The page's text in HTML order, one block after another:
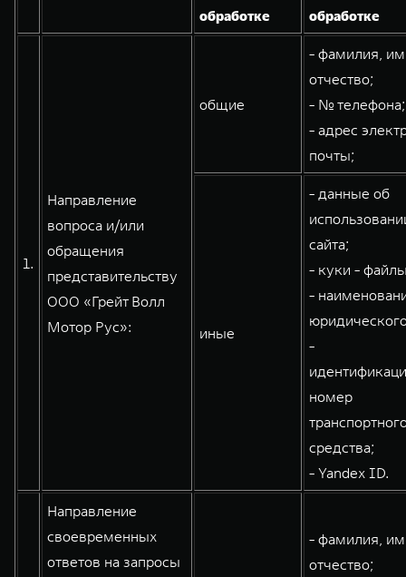
Эстетика нового времени
от 5 699 000 ₽
WEY 80
Масштаб возможностей
от 6 449 000 ₽
WEY 80 Лаундж
Масштаб возможностей
от 8 099 000 ₽
обработке
обработке
1.
Направление
вопроса и/или
обращения
представительству
ООО «Грейт Волл
Мотор Рус»:
общие
- фамилия,
отчество;
- № телефона;
- адрес
почты;
иные
- данные об
сайта;
- куки -
-
-
номер
средства;
- Yandex ID.
Направление
своевременных
ответов на запросы
- фамилия,
отчество;